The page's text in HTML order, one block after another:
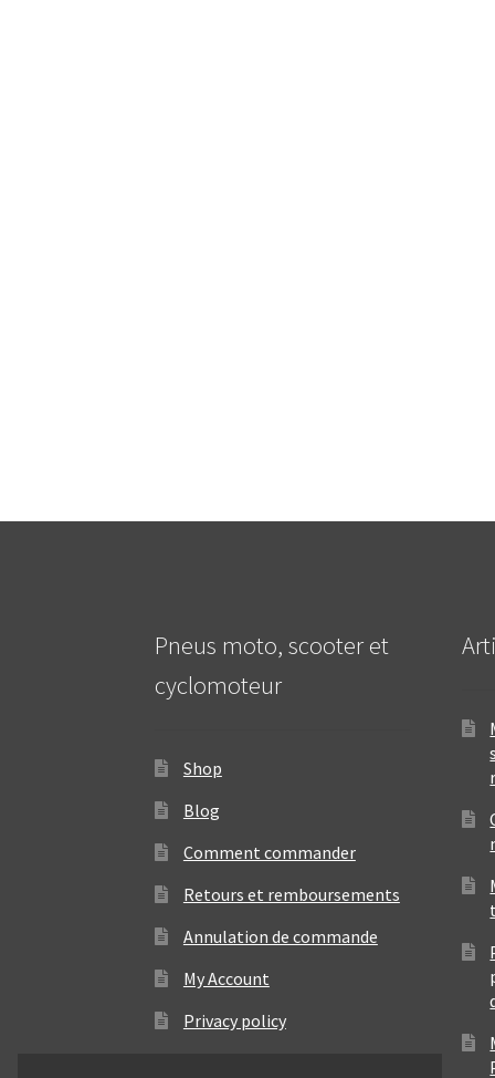
Pneus moto, scooter et
cyclomoteur
Shop
Blog
Comment commander
Retours et remboursements
Annulation de commande
My Account
Privacy policy